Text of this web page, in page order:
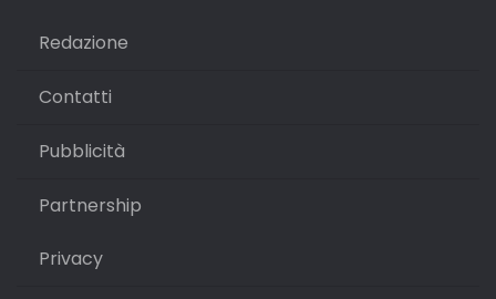
Redazione
Contatti
Pubblicità
Partnership
Privacy